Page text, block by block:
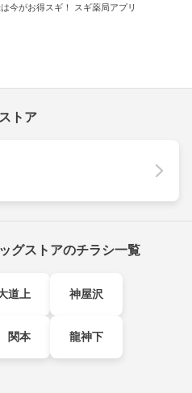
今がお得スギ！ スギ薬局アプリ
トア
グストアのチラシ一覧
道上 神屋沢
関本 龍神下